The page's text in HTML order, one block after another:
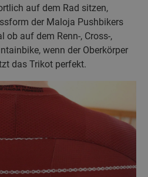
auf dem Rad sitzen,
der Maloja Pushbikers
ob auf dem Renn-, Cross-,
wenn der Oberkörper
das Trikot perfekt.